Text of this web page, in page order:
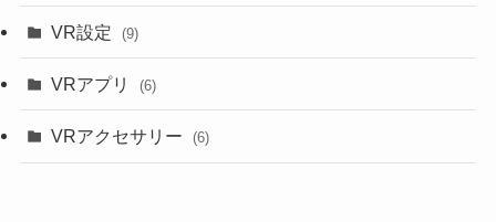
VR設定 (9)
VRアプリ (6)
VRアクセサリー (6)